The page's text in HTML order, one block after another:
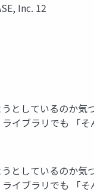
Inc. 12
としているのか気
イブラリでも 「
としているのか気
イブラリでも 「